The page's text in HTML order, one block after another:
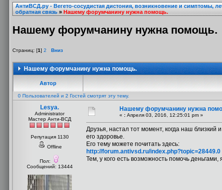
АнтиВСД.ру - Вегето-сосудистая дистония, возникновение и симптомы,
обратная связь»Нашему форумчанину нужна помощь.
Нашему форумчанину нужна помощь.
Страниц: [1] 2 Вниз
Нашему форумчанину нужна помощь.
Автор
0 Пользователей и 2 Гостей смотрят эту тему.
Lesya.
Administrator
Мастер Анти-ВСД
Репутация 1130
Offline
Пол:
Сообщений: 13444
Нашему форумчанину нужна
« : Апреля 03, 2016, 12:25:01 pm »
Друзья, настал тот момент, когда наш
его здоровье.
Его тему можете почитать здесь:
http://forum.antivsd.ru/index.php?topic=28449.0
Тем, у кого есть возможность помочь